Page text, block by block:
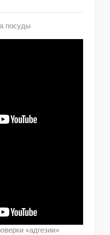
посуды
«адгезии»